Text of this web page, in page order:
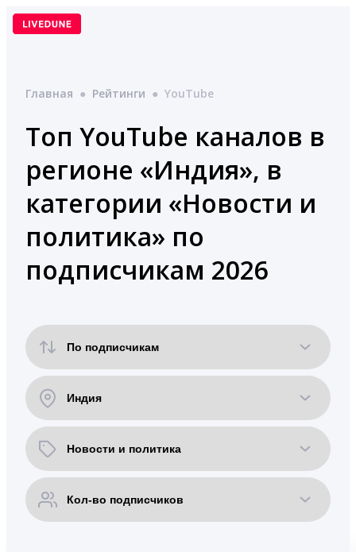
Перейти
Главная ● Рейтинги ● YouTube
Топ YouTube каналов в
регионе «Индия», в
категории «Новости и
политика» по
подписчикам 2026